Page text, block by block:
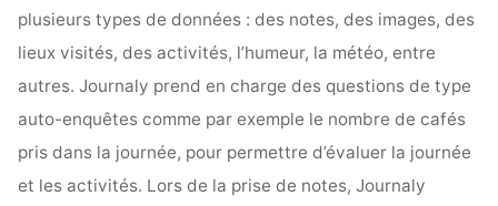
plusieurs types de données : des notes, des images, des
lieux visités, des activités, l’humeur, la météo, entre
autres. Journaly prend en charge des questions de type
auto-enquêtes comme par exemple le nombre de cafés
pris dans la journée, pour permettre d’évaluer la journée
et les activités. Lors de la prise de notes, Journaly